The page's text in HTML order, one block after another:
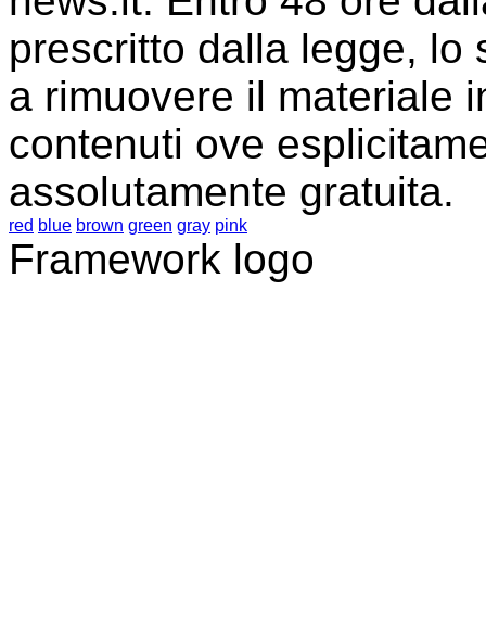
prescritto dalla legge, lo
a rimuovere il materiale
contenuti ove
assolutamente gratuita.
red blue brown green gray pink
Framework logo